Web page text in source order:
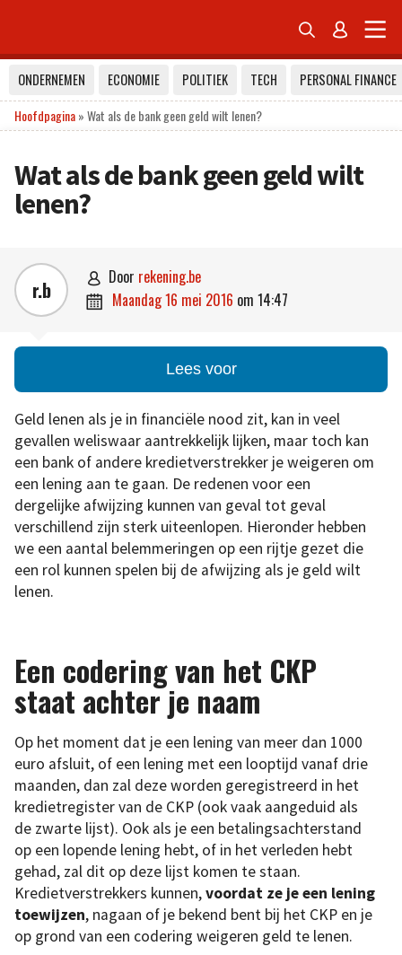
 
ONDERNEMEN ECONOMIE POLITIEK TECH
PERSONAL FINANCE
Hoofdpagina»Wat als de bank geen geld wilt lenen?
Wat als de bank geen geld wilt
lenen?
r.b  door rekening.be
 maandag 16 mei 2016 om 14:47
Lees voor
Geld lenen als je in financiële nood zit, kan in veel
gevallen weliswaar aantrekkelijk lijken, maar toch kan
een bank of andere kredietverstrekker je weigeren om
een lening aan te gaan. De redenen voor een
dergelijke afwijzing kunnen van geval tot geval
verschillend zijn sterk uiteenlopen. Hieronder hebben
we een aantal belemmeringen op een rijtje gezet die
een rol kunnen spelen bij de afwijzing als je geld wilt
lenen.
Een codering van het CKP
staat achter je naam
Op het moment dat je een lening van meer dan 1000
euro afsluit, of een lening met een looptijd vanaf drie
maanden, dan zal deze worden geregistreerd in het
kredietregister van de CKP (ook vaak aangeduid als
de zwarte lijst). Ook als je een betalingsachterstand
op een lopende lening hebt, of in het verleden hebt
gehad, zal dit op deze lijst komen te staan.
Kredietverstrekkers kunnen,voordat ze je een lening
toewijzen, nagaan of je bekend bent bij het CKP en je
op grond van een codering weigeren geld te lenen.